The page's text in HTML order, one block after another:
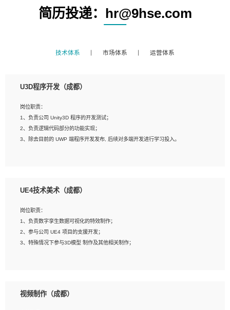
简历投递：hr@9hse.com
技术体系 市场体系 运营体系
U3D程序开发（成都）
岗位职责：
1、负责公司 Unity3D 程序的开发测试；
2、负责逻辑代码部分的功能实现；
3、除去目前的 UWP 端程序开发发布, 后续对多端开发进行学习投入。
2、熟练掌握 Unity3D 程序开发，精通 C# 语言开发；
4、有良好的沟通能力和团队合作意识；
5、开发过 HoloLens 程序者优先。
UE4技术美术（成都）
岗位职责：
1、负责数字孪生数据可视化的特效制作；
2、参与公司 UE4 项目的支援开发；
3、特殊情况下参与3D模型 制作及其他相关制作；
上；
视频制作（成都）